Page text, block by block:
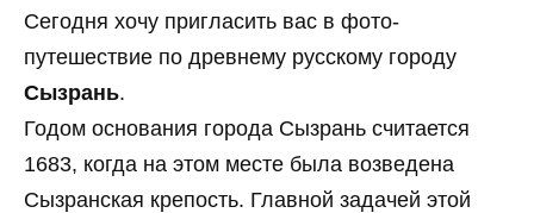
Сегодня хочу пригласить вас в фото-
путешествие по древнему русскому городу
Сызрань.
Годом основания города Сызрань считается
1683, когда на этом месте была возведена
Сызранская крепость. Главной задачей этой